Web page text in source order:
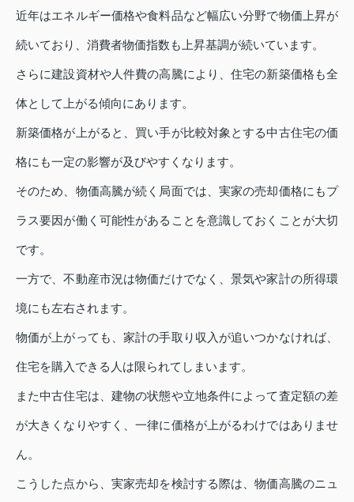
近年はエネルギー価格や食料品など幅広い分野で物価上昇が
続いており、消費者物価指数も上昇基調が続いています。
さらに建設資材や人件費の高騰により、住宅の新築価格も全
体として上がる傾向にあります。
新築価格が上がると、買い手が比較対象とする中古住宅の価
格にも一定の影響が及びやすくなります。
そのため、物価高騰が続く局面では、実家の売却価格にもプ
ラス要因が働く可能性があることを意識しておくことが大切
です。
一方で、不動産市況は物価だけでなく、景気や家計の所得環
境にも左右されます。
物価が上がっても、家計の手取り収入が追いつかなければ、
住宅を購入できる人は限られてしまいます。
また中古住宅は、建物の状態や立地条件によって査定額の差
が大きくなりやすく、一律に価格が上がるわけではありませ
ん。
こうした点から、実家売却を検討する際は、物価高騰のニュ